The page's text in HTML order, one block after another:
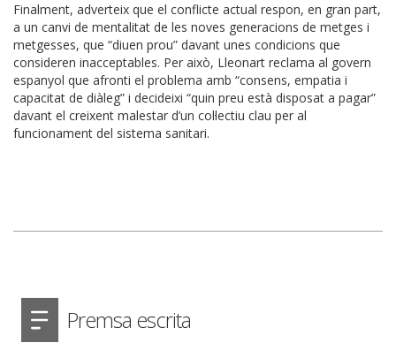
Finalment, adverteix que el conflicte actual respon, en gran part,
a un canvi de mentalitat de les noves generacions de metges i
metgesses, que “diuen prou” davant unes condicions que
consideren inacceptables. Per això, Lleonart reclama al govern
espanyol que afronti el problema amb “consens, empatia i
capacitat de diàleg” i decideixi “quin preu està disposat a pagar”
davant el creixent malestar d’un col·lectiu clau per al
funcionament del sistema sanitari.
Premsa escrita